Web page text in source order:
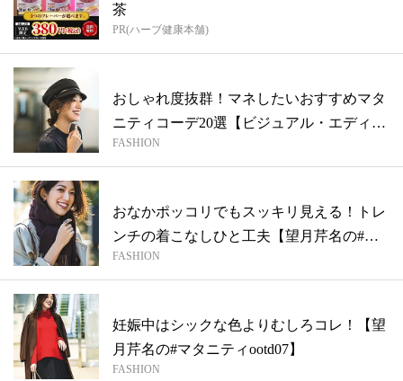
茶
PR(ハーブ健康本舗)
おしゃれ度抜群！マネしたいおすすめマタ
ニティコーデ20選【ビジュアル・エディタ
ー...
FASHION
おなかポッコリでもスッキリ見える！トレ
ンチの着こなしひと工夫【望月芹名の#マ
タニ...
FASHION
妊娠中はシックな色よりむしろコレ！【望
月芹名の#マタニティootd07】
FASHION